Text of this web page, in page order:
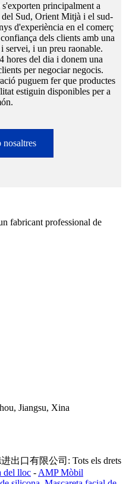
principalment a
Sud, Orient Mitjà i el sud-
d'experiència en el comerç
dels clients amb una
servei, i un preu raonable.
hores del dia i donem una
per negociar negocis.
puguem fer que productes
estiguin disponibles per a
nosaltres
fabricant professional de
Jiangsu, Xina
出口有限公司: Tots els drets
del lloc - AMP Mòbil